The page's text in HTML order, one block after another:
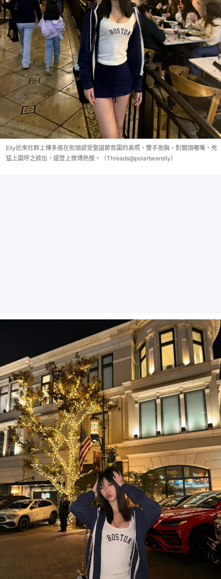
Elly近來社群上傳多張在街頭感受聖誕節氛圍的美照，雙手抱胸、對鏡頭嘟嘴，兇
猛上圍呼之欲出，還登上微博熱搜。（Threads@polarbearelly）